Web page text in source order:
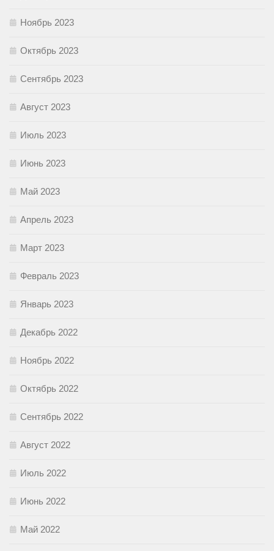
Ноябрь 2023
Октябрь 2023
Сентябрь 2023
Август 2023
Июль 2023
Июнь 2023
Май 2023
Апрель 2023
Март 2023
Февраль 2023
Январь 2023
Декабрь 2022
Ноябрь 2022
Октябрь 2022
Сентябрь 2022
Август 2022
Июль 2022
Июнь 2022
Май 2022